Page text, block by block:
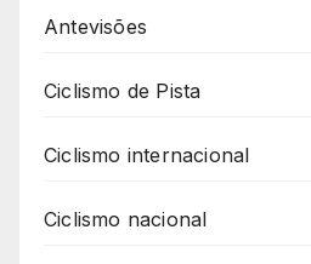
Antevisões
Ciclismo de Pista
Ciclismo internacional
Ciclismo nacional